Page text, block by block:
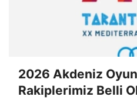
2026 Akdeniz
Rakiplerimiz Belli